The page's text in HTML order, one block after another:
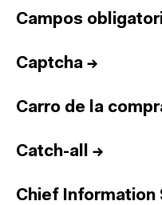
Campos
Captcha →
Carro de la
Catch-all →
Chief